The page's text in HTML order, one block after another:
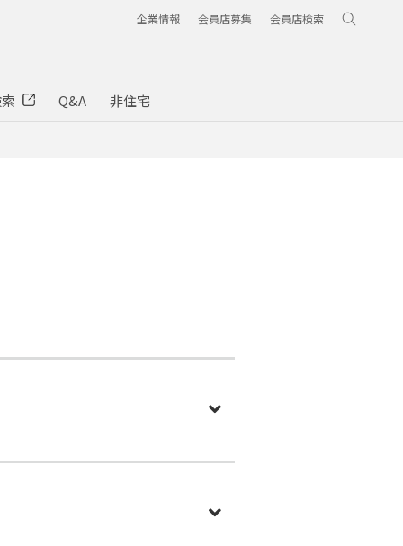
Q&A 非住宅
企業情報 会員店募集 会員店検索